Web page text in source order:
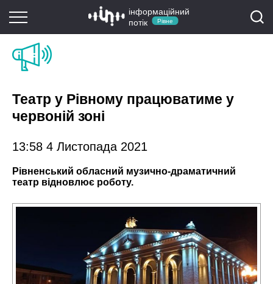
інформаційний
потік
Рівне
Театр у Рівному працюватиме у
червоній зоні
13:58 4 Листопада 2021
Рівненський обласний музично-драматичний
театр відновлює роботу.